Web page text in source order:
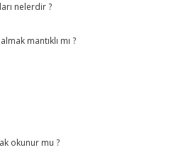
nelerdir ?
mantıklı mı ?
okunur mu ?